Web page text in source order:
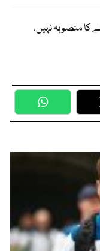
کا منصوبہ نہیں،
WhatsApp